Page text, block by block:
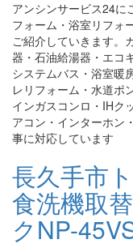
アンシンサービス24に
フォーム・浴室リフォ
ご紹介していきます。
器・石油給湯器・エコ
システムバス・浴室暖
レリフォーム・水道ポ
インガスコンロ・IHク
アコン・インターホン
事に対応しています
長久手市
食洗機取
クNP-